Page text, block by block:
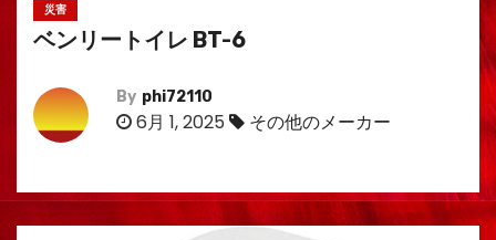
災害
ベンリートイレ BT-6
By phi72110
6月 1, 2025 その他のメーカー